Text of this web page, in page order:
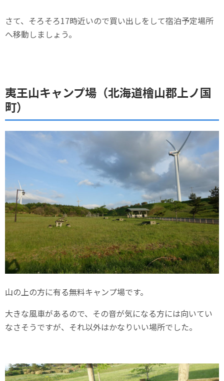
さて、そろそろ17時近いので買い出しをして宿泊予定場所
へ移動しましょう。
夷王山キャンプ場（北海道檜山郡上ノ国
町）
山の上の方に有る無料キャンプ場です。
大きな風車があるので、その音が気になる方には向いてい
なさそうですが、それ以外はかなりいい場所でした。